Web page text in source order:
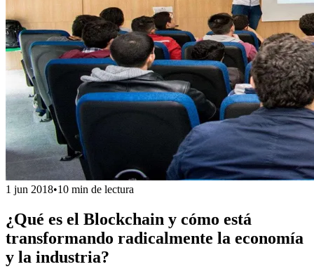
1 jun 2018•10 min de lectura
¿Qué es el Blockchain y cómo está
transformando radicalmente la economía
y la industria?